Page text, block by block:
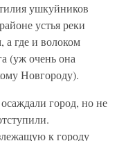
ушкуйников
устья реки
а где и волоком
(уж очень она
Новгороду).
город, но не
к городу